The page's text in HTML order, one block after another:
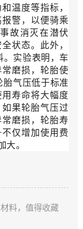
温度等指标，
警，以便骑乘
故消灭在潜伏
状态。此外，
。实验表明，车
磨损，轮胎使
气压低于标准
寿命将大幅度
果轮胎气压过
磨损，轮胎寿
仅增加使用费
。
料，值得收藏